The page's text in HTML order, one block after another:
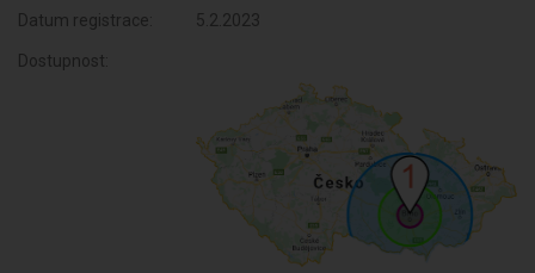
Datum registrace: 5.2.2023
Dostupnost: